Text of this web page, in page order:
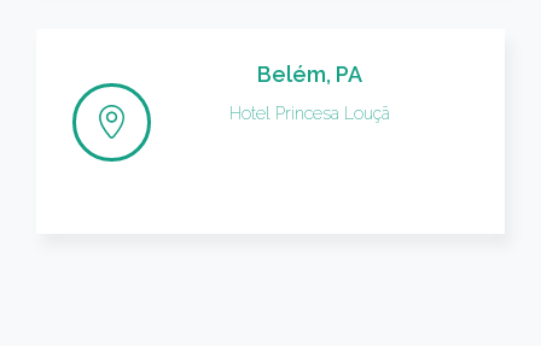
Belém, PA
Hotel Princesa Louçã